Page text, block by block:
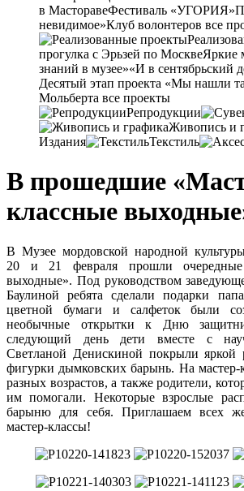
в МасторавеФестиваль «УГОРИЯ»
невидимое»Клуб волонтеров все
прогулка с Эрьзей по МосквеЯркие
знаний в музее»«И в сентябрьский
Десятый этап проекта «Мы нашли
Мольберта все проекты
Репродукции
Живопись и
Издания
Текстиль
В прошедшие
классные
В Музее мордовской народной
20 и 21 февраля прошли очередные
выходные». Под руководством
Баулиной ребята сделали подарки
цветной бумаги и салфеток были
необычные открытки к Дню
следующий день дети вместе с
Светланой Денискиной покрыли яркой
фигурки дымковских барынь. На
разных возрастов, а также родители,
им помогали. Некоторые взрослые
барыню для себя. Приглашаем всех
мастер-классы!